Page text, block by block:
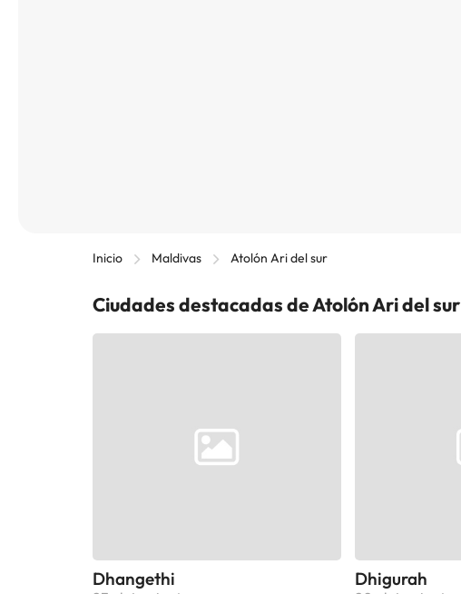
Inicio Maldivas Atolón Ari del sur
Ciudades destacadas de Atolón Ari del sur
Dhangethi Dhigurah